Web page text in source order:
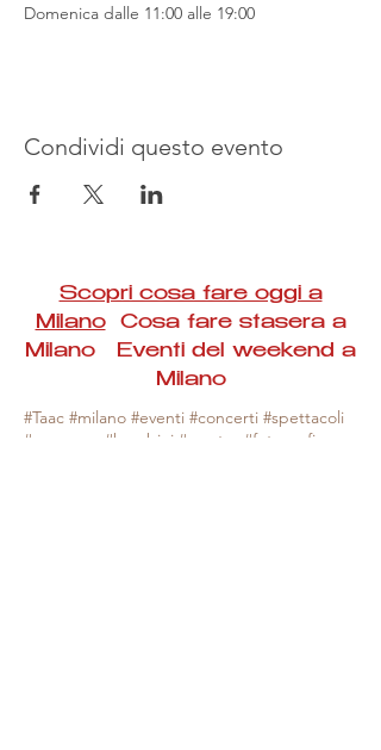
Domenica dalle 11:00 alle 19:00
Condividi questo evento
Scopri cosa fare oggi a
MilanoCosa fare stasera a
Milano Eventi del weekend a
Milano
#Taac #milano #eventi #concerti #spettacoli
#rassegne #bambini #mostre #fotografia